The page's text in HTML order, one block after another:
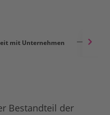
mit Unternehmen
Bestandteil der